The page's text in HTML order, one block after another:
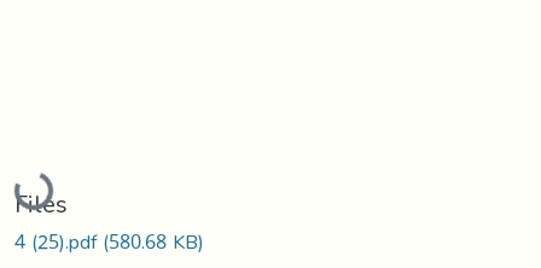
Loading...
Files
4 (25).pdf(580.68 KB)